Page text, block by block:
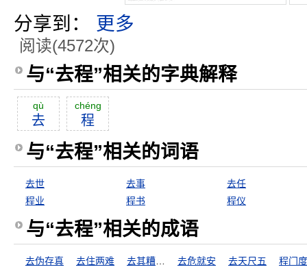
分享到： 更多
阅读(4572次)
与“去程”相关的字典解释
qù
去
chéng
程
与“去程”相关的词语
去世 去事
去任
程业
程书 程仪
与“去程”相关的成语
去伪存真 去住两难 去危就安 去天尺五 程门